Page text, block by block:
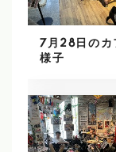
7月28日のカ
様子